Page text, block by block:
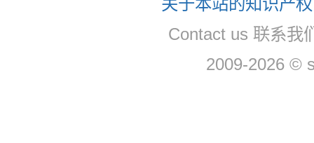
关于本站的知识产
Contact us 联系我
2009-2026 ©